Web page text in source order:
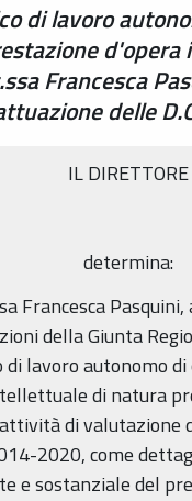
di lavoro
Francesca
delle
IL DIRETTORE
determina:
Francesca
della Giunta
lavoro autonomo
di natura
di valutazione
2020, come
e sostanziale del